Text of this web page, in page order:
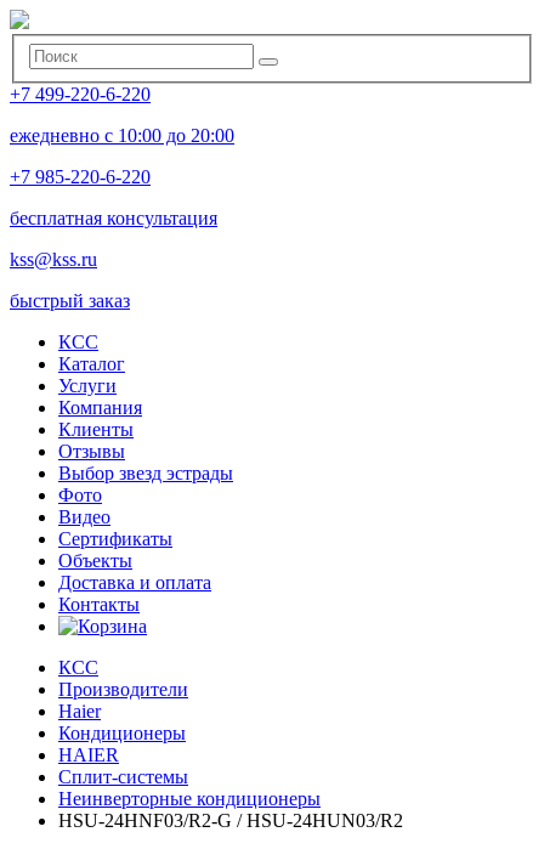
+7 499-220-6-220
ежедневно с 10:00 до 20:00
+7 985-220-6-220
бесплатная консультация
kss@kss.ru
быстрый заказ
КСС
Каталог
Услуги
Компания
Клиенты
Oтзывы
Выбор звезд эстрады
Фото
Видео
Сертификаты
Объекты
Доставка и оплата
Контакты
КСС
Производители
Haier
Кондиционеры
HAIER
Сплит-системы
Неинверторные кондиционеры
HSU-24HNF03/R2-G / HSU-24HUN03/R2